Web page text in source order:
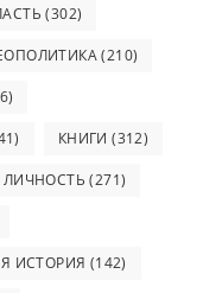
(302)
(210)
КНИГИ (312)
ЛИЧНОСТЬ (271)
ИСТОРИЯ (142)